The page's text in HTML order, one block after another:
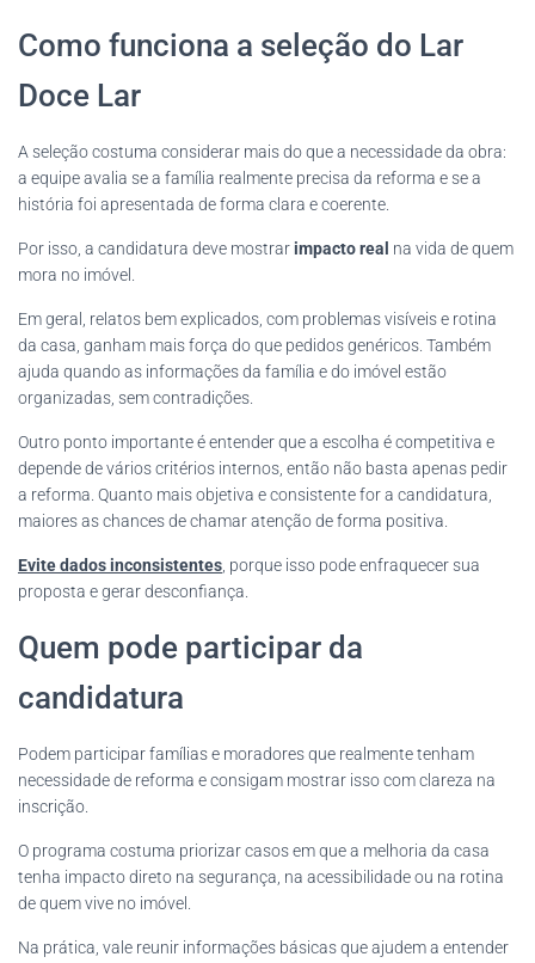
Como funciona a seleção do Lar
Doce Lar
A seleção costuma considerar mais do que a necessidade da obra:
a equipe avalia se a família realmente precisa da reforma e se a
história foi apresentada de forma clara e coerente.
Por isso, a candidatura deve mostrarimpacto real na vida de quem
mora no imóvel.
Em geral, relatos bem explicados, com problemas visíveis e rotina
da casa, ganham mais força do que pedidos genéricos. Também
ajuda quando as informações da família e do imóvel estão
organizadas, sem contradições.
Outro ponto importante é entender que a escolha é competitiva e
depende de vários critérios internos, então não basta apenas pedir
a reforma. Quanto mais objetiva e consistente for a candidatura,
maiores as chances de chamar atenção de forma positiva.
Evite dados inconsistentes , porque isso pode enfraquecer sua
proposta e gerar desconfiança.
Quem pode participar da
candidatura
Podem participar famílias e moradores que realmente tenham
necessidade de reforma e consigam mostrar isso com clareza na
inscrição.
O programa costuma priorizar casos em que a melhoria da casa
tenha impacto direto na segurança, na acessibilidade ou na rotina
de quem vive no imóvel.
Na prática, vale reunir informações básicas que ajudem a entender